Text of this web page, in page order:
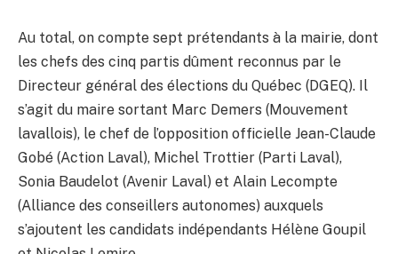
Au total, on compte sept prétendants à la mairie, dont
les chefs des cinq partis dûment reconnus par le
Directeur général des élections du Québec (DGEQ). Il
s’agit du maire sortant Marc Demers (Mouvement
lavallois), le chef de l’opposition officielle Jean-Claude
Gobé (Action Laval), Michel Trottier (Parti Laval),
Sonia Baudelot (Avenir Laval) et Alain Lecompte
(Alliance des conseillers autonomes) auxquels
s’ajoutent les candidats indépendants Hélène Goupil